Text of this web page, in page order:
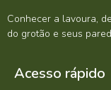
Conhecer a lavoura,
do grotão e seus
Acesso rápido